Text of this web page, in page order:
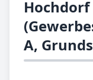
Hochdorf
A,